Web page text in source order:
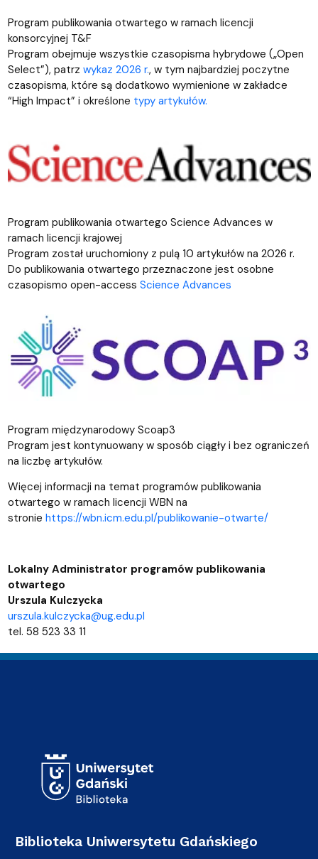
Program publikowania otwartego w ramach licencji
konsorcyjnej T&F
Program obejmuje wszystkie czasopisma hybrydowe („Open
Select”), patrz wykaz 2026 r., w tym najbardziej poczytne
czasopisma, które są dodatkowo wymienione w zakładce
“High Impact” i określone typy artykułów.
Program publikowania otwartego Science Advances w
ramach licencji krajowej
Program został uruchomiony z pulą 10 artykułów na 2026 r.
Do publikowania otwartego przeznaczone jest osobne
czasopismo open-access Science Advances
Program międzynarodowy Scoap3
Program jest kontynuowany w sposób ciągły i bez ograniczeń
na liczbę artykułów.
Więcej informacji na temat programów publikowania
otwartego w ramach licencji WBN na
stronie https://wbn.icm.edu.pl/publikowanie-otwarte/
Lokalny Administrator programów publikowania
otwartego
Urszula Kulczycka
urszula.kulczycka@ug.edu.pl
tel. 58 523 33 11
Biblioteka Uniwersytetu Gdańskiego